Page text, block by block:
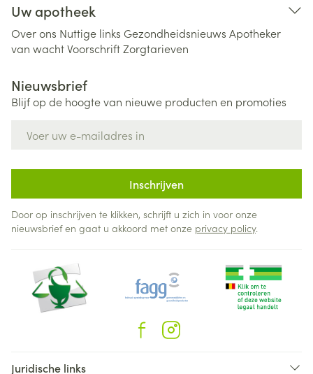
Uw apotheek
Over ons Nuttige links Gezondheidsnieuws Apotheker
van wachtVoorschriftZorgtarieven
Nieuwsbrief
Blijf op de hoogte van nieuwe producten en promoties
Inschrijven
Door op inschrijven te klikken, schrijft u zich in voor onze
nieuwsbrief en gaat u akkoord met onze privacy policy.
Juridische links